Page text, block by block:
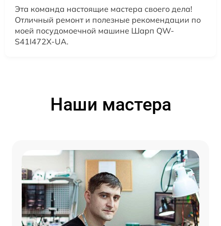
Эта команда настоящие мастера своего дела!
Отличный ремонт и полезные рекомендации по
моей посудомоечной машине Шарп QW-
S41I472X-UA.
Наши мастера